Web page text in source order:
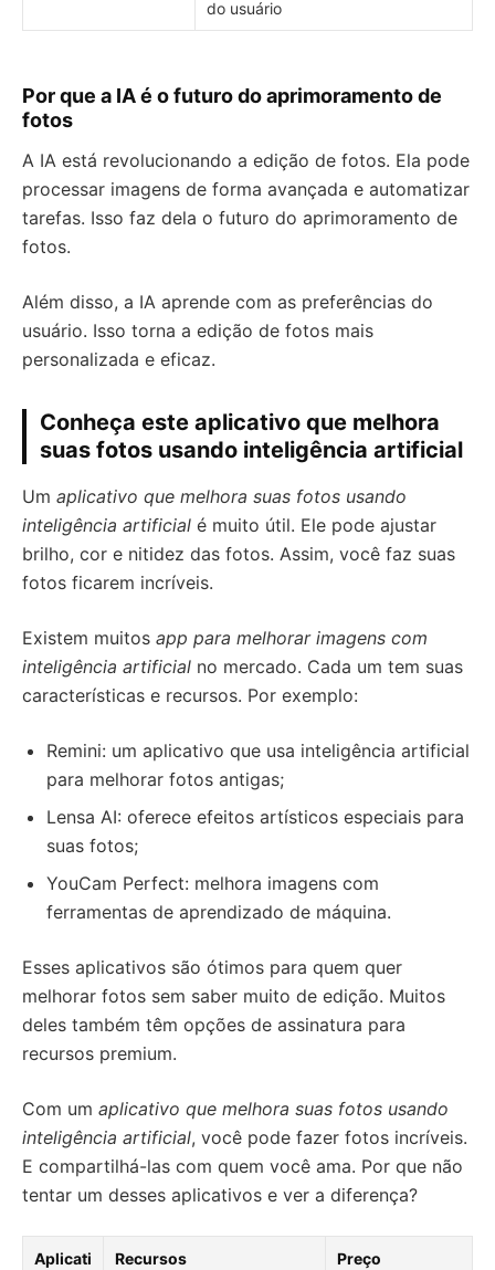
do usuário
Por que a IA é o futuro do aprimoramento de
fotos
A IA está revolucionando a edição de fotos. Ela pode
processar imagens de forma avançada e automatizar
tarefas. Isso faz dela o futuro do aprimoramento de
fotos.
Além disso, a IA aprende com as preferências do
usuário. Isso torna a edição de fotos mais
personalizada e eficaz.
Conheça este aplicativo que melhora
suas fotos usando inteligência artificial
Um aplicativo que melhora suas fotos usando
inteligência artificial é muito útil. Ele pode ajustar
brilho, cor e nitidez das fotos. Assim, você faz suas
fotos ficarem incríveis.
Existem muitos app para melhorar imagens com
inteligência artificial no mercado. Cada um tem suas
características e recursos. Por exemplo:
Remini: um aplicativo que usa inteligência artificial
para melhorar fotos antigas;
Lensa AI: oferece efeitos artísticos especiais para
suas fotos;
YouCam Perfect: melhora imagens com
ferramentas de aprendizado de máquina.
Esses aplicativos são ótimos para quem quer
melhorar fotos sem saber muito de edição. Muitos
deles também têm opções de assinatura para
recursos premium.
Com um aplicativo que melhora suas fotos usando
inteligência artificial, você pode fazer fotos incríveis.
E compartilhá-las com quem você ama. Por que não
tentar um desses aplicativos e ver a diferença?
Aplicati
Recursos Preço